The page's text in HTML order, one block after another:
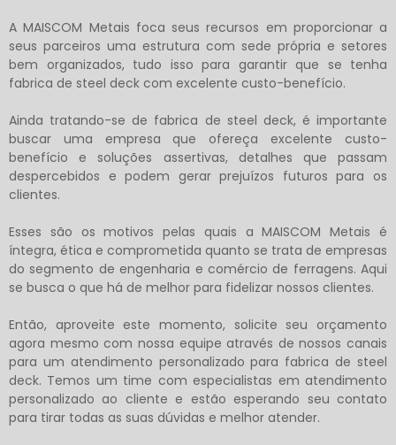
A MAISCOM Metais foca seus recursos em proporcionar a
seus parceiros uma estrutura com sede própria e setores
bem organizados, tudo isso para garantir que se tenha
fabrica de steel deck com excelente custo-benefício.
Ainda tratando-se de fabrica de steel deck, é importante
buscar uma empresa que ofereça excelente custo-
benefício e soluções assertivas, detalhes que passam
despercebidos e podem gerar prejuízos futuros para os
clientes.
Esses são os motivos pelas quais a MAISCOM Metais é
íntegra, ética e comprometida quanto se trata de empresas
do segmento de engenharia e comércio de ferragens. Aqui
se busca o que há de melhor para fidelizar nossos clientes.
Então, aproveite este momento, solicite seu orçamento
agora mesmo com nossa equipe através de nossos canais
para um atendimento personalizado para fabrica de steel
deck. Temos um time com especialistas em atendimento
personalizado ao cliente e estão esperando seu contato
para tirar todas as suas dúvidas e melhor atender.